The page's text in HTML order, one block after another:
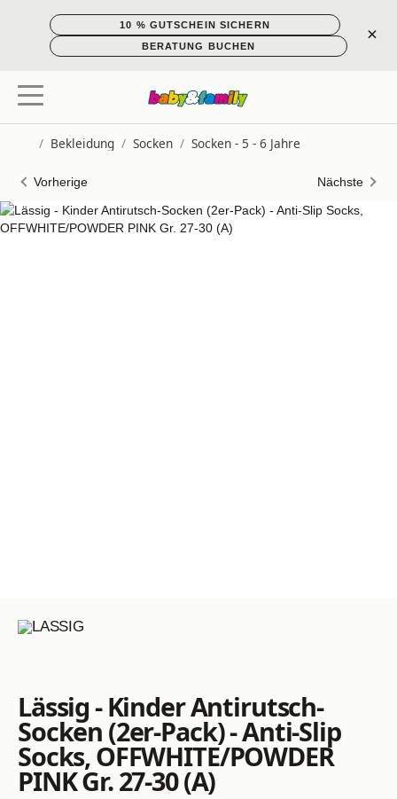
10 % GUTSCHEIN SICHERN
BERATUNG BUCHEN
×
/ Bekleidung / Socken / Socken - 5 - 6 Jahre
Vorherige Nächste
Lässig - Kinder Antirutsch-
Socken (2er-Pack) - Anti-Slip
Socks, OFFWHITE/POWDER
PINK Gr. 27-30 (A)